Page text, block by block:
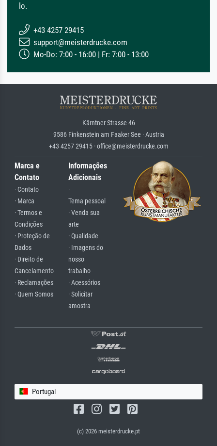
lo.
+43 4257 29415
support@meisterdrucke.com
Mo-Do: 7:00 - 16:00 | Fr: 7:00 - 13:00
Kärntner Strasse 46
9586 Finkenstein am Faaker See · Austria
+43 4257 29415 · office@meisterdrucke.com
Marca e
Contato
· Contato
· Marca
· Termos e
Condições
· Proteção de
Dados
· Direito de
Cancelamento
· Reclamações
· Quem Somos
Informações
Adicionais
·
Tema pessoal
· Venda sua
arte
· Qualidade
· Imagens do
nosso
trabalho
· Acessórios
· Solicitar
amostra
Portugal
(c) 2026 meisterdrucke.pt